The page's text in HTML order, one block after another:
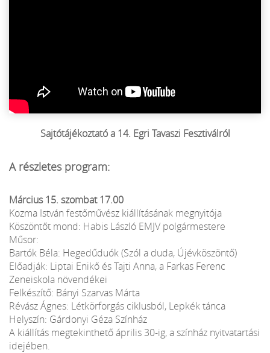
Sajtótájékoztató a 14. Egri Tavaszi Fesztiválról
A részletes program:
Március 15. szombat 17.00
Kozma István festőművész kiállításának megnyitója
Köszöntőt mond: Habis László EMJV polgármestere
Műsor:
Bartók Béla: Hegedűduók (Szól a duda, Újévköszöntő)
Előadják: Liptai Enikő és Tajti Anna, a Farkas Ferenc
Zeneiskola növendékei
Felkészítő: Bányi Szarvas Márta
Révász Ágnes: Létkörforgás ciklusból, Lepkék tánca
Helyszín: Gárdonyi Géza Színház
A kiállítás megtekinthető április 30-ig, a színház nyitvatartási
idejében.